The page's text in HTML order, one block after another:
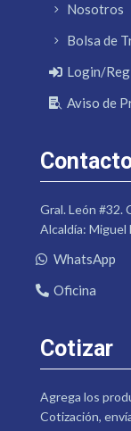
Nosotros
Bolsa de
Login/
Aviso de
Gral. León #32.
Alcaldía: Miguel
WhatsApp
Oficina
Cotizar
Agrega los
Cotización,